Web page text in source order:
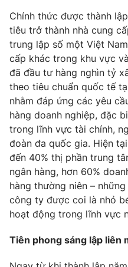
Thị trường
Góc doanh nghiệp
Truyền hình
Phim VTV
Hậu trường
Nhân vật
Khán giả
Giải sao mai
Giải trí
Điện ảnh
Âm nhạc
Sao
Đời sống
Du lịch
Làm đẹp
Chất lượng cuộc sống
Giáo dục
Tuyển sinh
Học trực tuyến
Công nghệ
Hitech Công nghệ tương
Sản phẩm
Thị trường
Giao lưu trực tuyến
Lịch phát sóng
Chính thức được thành
tiêu trở thành nhà cung
trung lập số một Việt
cấp khác trong khu vực
đã đầu tư hàng nghìn tỷ
theo tiêu chuẩn quốc tế
nhằm đáp ứng các yêu
hàng doanh nghiệp, đặc
trong lĩnh vực tài chính,
đoàn đa quốc gia. Hiện
đến 40% thị phần trung
ngân hàng, hơn 60%
hàng thường niên –
công ty được coi là nhỏ
hoạt động trong lĩnh vực
Tiên phong sáng lập liên